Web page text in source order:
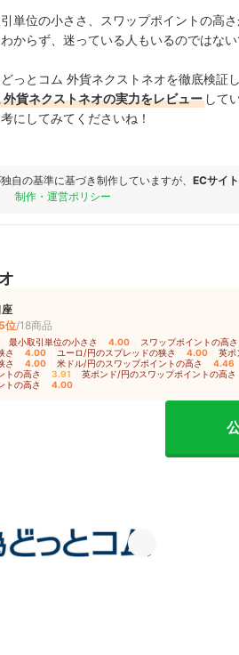
単位の小ささ、スワップポイントの高
からず、迷っている人もいるのではな
っとコム 外貨ネクストネオを徹底検証し
貨ネクストネオの実力をレビュー して
にしてみてくださいね！
自の基準に基づき制作していますが、 ECサイ
制作・運営ポリシー
位/18商品
最小取引単位の小ささ 4.00 スワップポイントの高さ
さ 4.00 ユーロ/円のスプレッドの狭さ 4.00 英ポ
さ 4.00 米ドル/円のスワップポイントの高さ 4.46
トの高さ 3.91 英ポンド/円のスワップポイントの高さ
トの高さ 4.00